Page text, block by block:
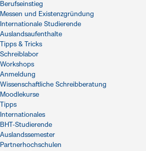
Berufseinstieg
Messen und Existenzgründung
Internationale Studierende
Auslandsaufenthalte
Tipps & Tricks
Schreiblabor
Workshops
Anmeldung
Wissenschaftliche Schreibberatung
Moodlekurse
Tipps
Internationales
BHT-Studierende
Auslandssemester
Partnerhochschulen